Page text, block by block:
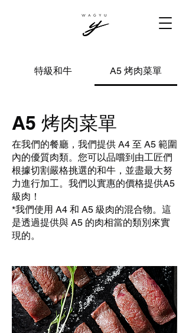
特級和牛 A5 烤肉菜單
A5 烤肉菜單
在我們的餐廳，我們提供 A4 至 A5 範圍
內的優質肉類。您可以品嚐到由工匠們
根據切割嚴格挑選的和牛，並盡最大努
力進行加工。我們以實惠的價格提供A5
級肉！
*我們使用 A4 和 A5 級肉的混合物。這
是透過提供與 A5 的肉相當的類別來實
現的。